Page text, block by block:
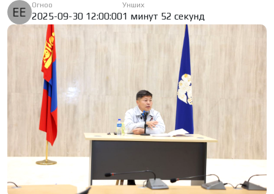
Огноо
2025-09-30 12:00:00
Унших
1 минут 52 секунд